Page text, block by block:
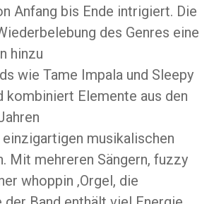
Anfang bis Ende intrigiert. Die
des Genres eine
hinzu
wie Tame Impala und Sleepy
kombiniert Elemente aus den
musikalischen
Mit mehreren Sängern, fuzzy
whoppin ‚Orgel, die